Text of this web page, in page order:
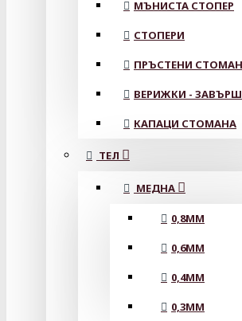
МЪНИСТА СТОПЕР
СТОПЕРИ
ПРЪСТЕНИ
ВЕРИЖКИ -
КАПАЦИ СТОМАНА
ТЕЛ
МЕДНА
0,8MM
0,6MM
0,4MM
0,3MM